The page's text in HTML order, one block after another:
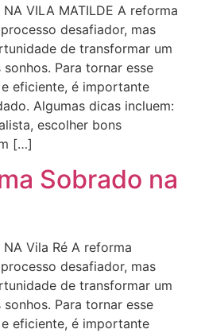
NA VILA MATILDE A reforma
desafiador, mas
de transformar um
Para tornar esse
eficiente, é importante
Algumas dicas incluem:
escolher bons
[…]
Sobrado na
NA Vila Ré A reforma
desafiador, mas
de transformar um
Para tornar esse
eficiente, é importante